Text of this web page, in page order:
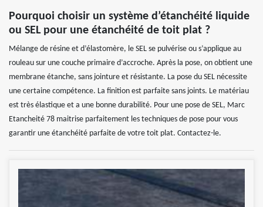
Pourquoi choisir un système d’étanchéité liquide
ou SEL pour une étanchéité de toit plat ?
Mélange de résine et d’élastomère, le SEL se pulvérise ou s’applique au
rouleau sur une couche primaire d’accroche. Après la pose, on obtient une
membrane étanche, sans jointure et résistante. La pose du SEL nécessite
une certaine compétence. La finition est parfaite sans joints. Le matériau
est très élastique et a une bonne durabilité. Pour une pose de SEL, Marc
Etancheité 78 maitrise parfaitement les techniques de pose pour vous
garantir une étanchéité parfaite de votre toit plat. Contactez-le.